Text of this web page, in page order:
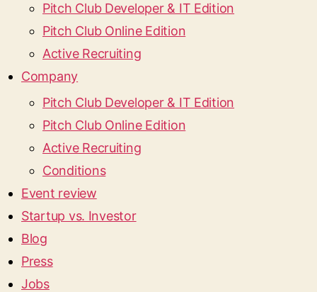
Pitch Club Developer & IT Edition
Pitch Club Online Edition
Active Recruiting
Company
Pitch Club Developer & IT Edition
Pitch Club Online Edition
Active Recruiting
Conditions
Event review
Startup vs. Investor
Blog
Press
Jobs